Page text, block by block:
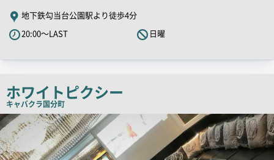
舗
PR
キ
コ
ピ
ー
地下鉄勾当台公園駅より徒歩4分
20:00～LAST
日曜
ホワイトピクシー
キャバクラ国分町
店
舗
PR
画
像